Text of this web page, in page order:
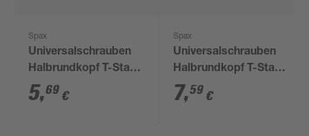
Spax
Universalschrauben
Halbrundkopf T-Star
plus T20 Stahl Ø 6 x
50 mm 16 Stück
5,69 €
Spax
Universalschrauben
Halbrundkopf T-Star
plus T20 Stahl Ø 5 x
25 mm 50 Stück
7,59 €